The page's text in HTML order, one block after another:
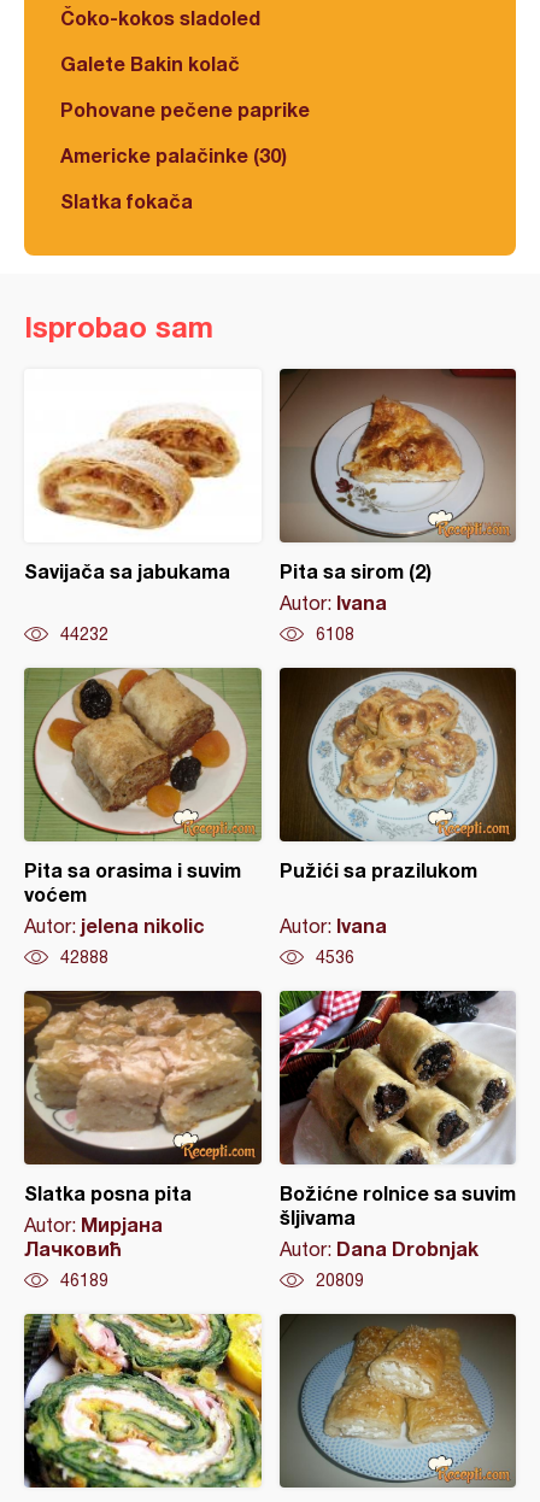
Čoko-kokos sladoled
Galete Bakin kolač
Pohovane pečene paprike
Americke palačinke (30)
Slatka fokača
Isprobao sam
Savijača sa jabukama
44232
Pita sa sirom (2)
Autor: Ivana
6108
Pita sa orasima i suvim
voćem
Autor: jelena nikolic
42888
Pužići sa prazilukom
Autor: Ivana
4536
Slatka posna pita
Autor: Мирјана
Лачковић
46189
Božićne rolnice sa suvim
šljivama
Autor: Dana Drobnjak
20809